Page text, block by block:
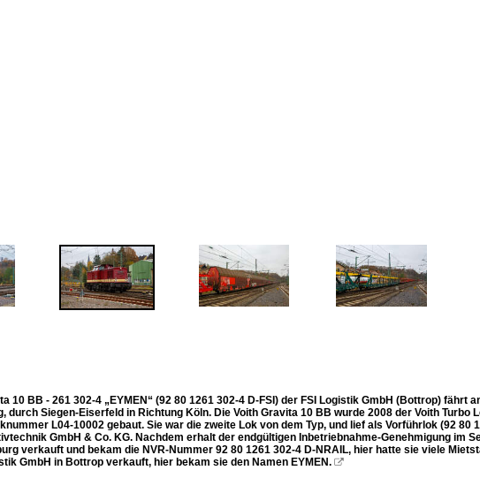
10 BB - 261 302-4 „EYMEN“ (92 80 1261 302-4 D-FSI) der FSI Logistik GmbH (Bottrop) fährt
durch Siegen-Eiserfeld in Richtung Köln. Die Voith Gravita 10 BB wurde 2008 der Voith Turbo
L04-10002 gebaut. Sie war die zweite Lok von dem Typ, und lief als Vorführlok (92 80
GmbH & Co. KG. Nachdem erhalt der endgültigen Inbetriebnahme-Genehmigung im
verkauft und bekam die NVR-Nummer 92 80 1261 302-4 D-NRAIL, hier hatte sie viele
GmbH in Bottrop verkauft, hier bekam sie den Namen EYMEN. 